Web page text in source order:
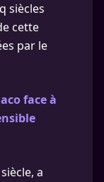
siècles
cette
par le
face à
a